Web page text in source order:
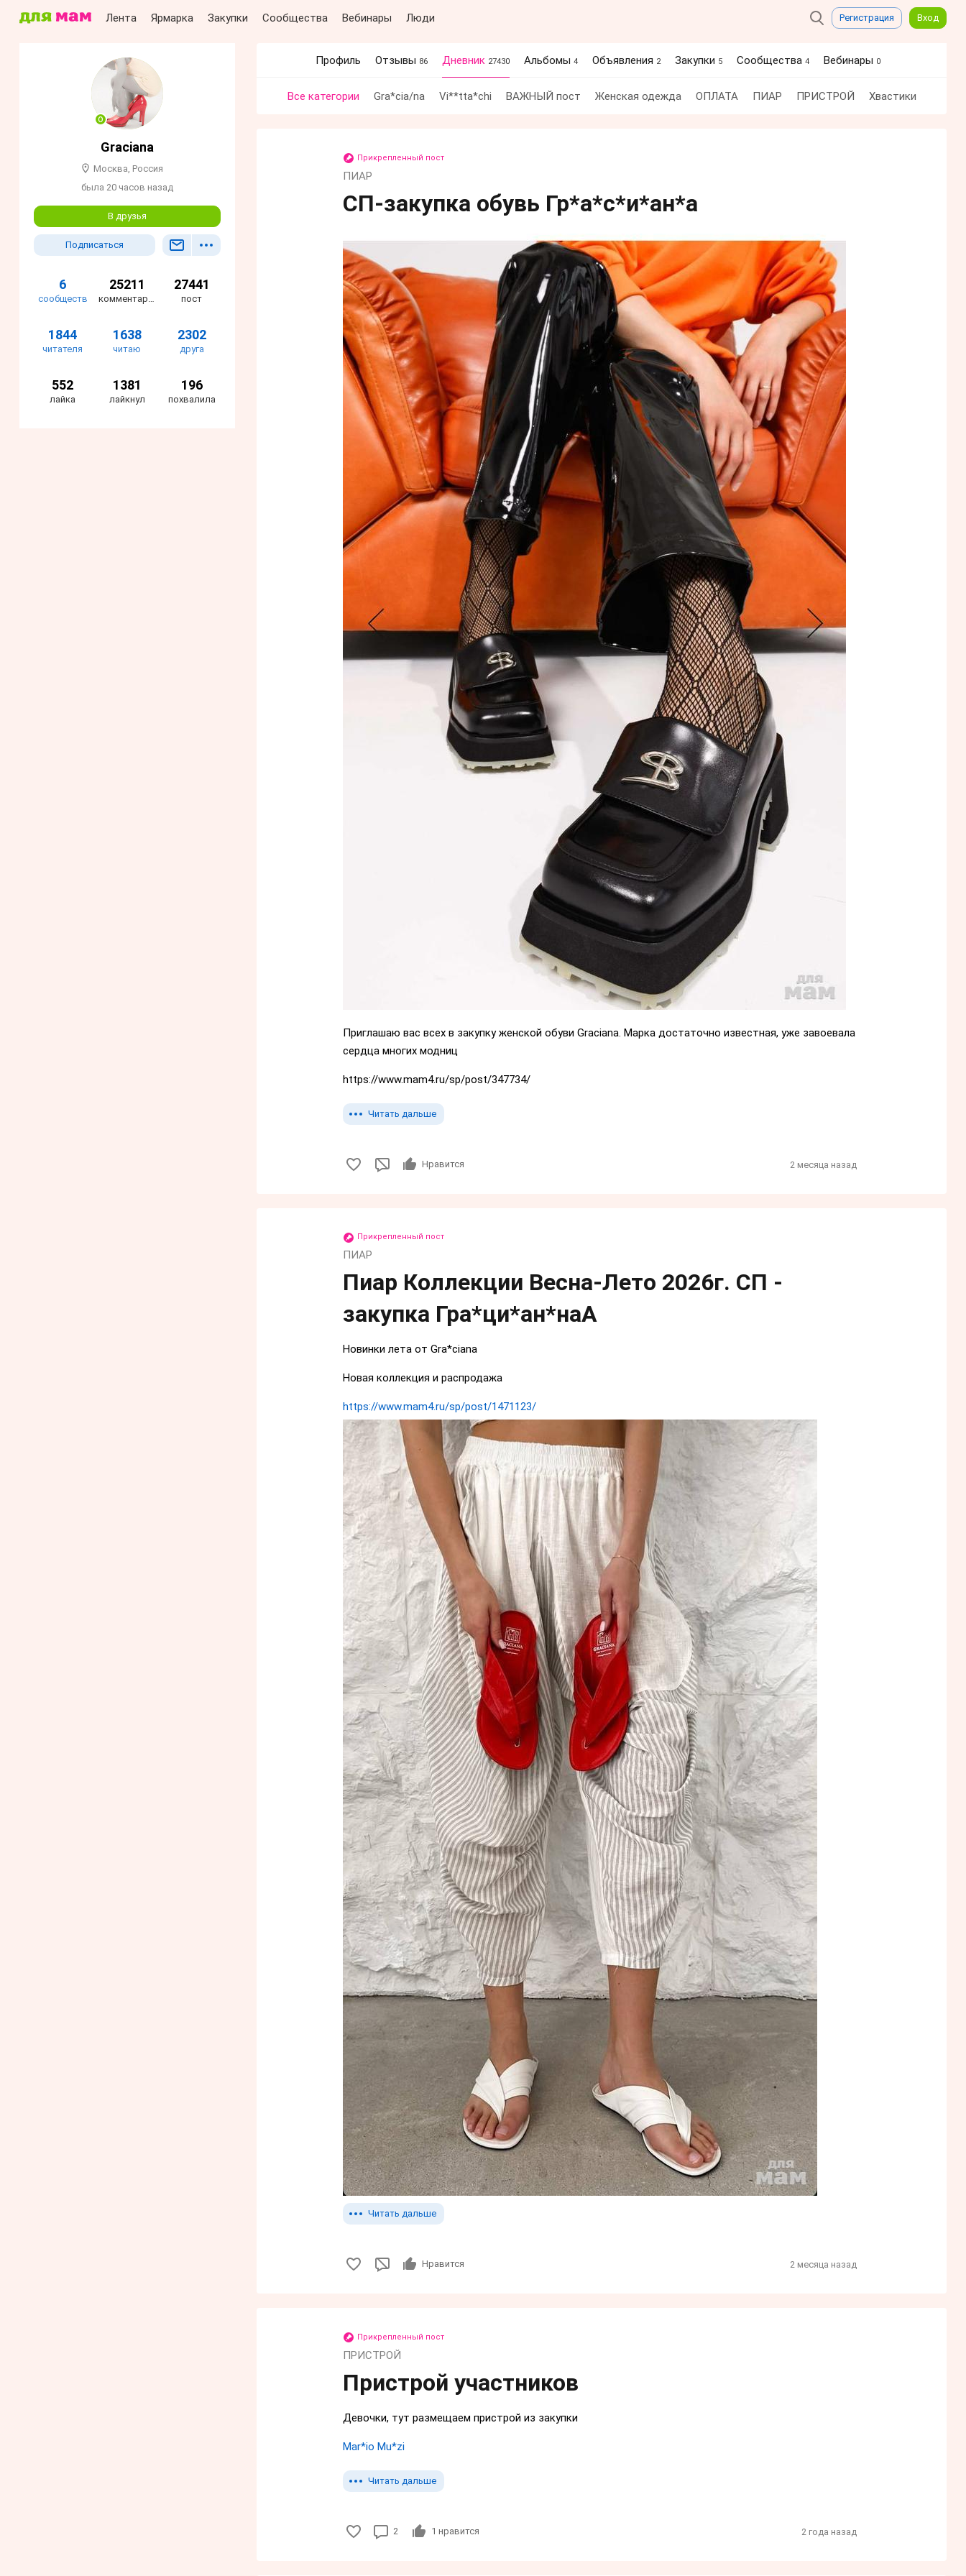
Лента Ярмарка Закупки Сообщества Вебинары Люди Регистрация Вход
Grаciаnа
Москва, Россия
была 20 часов назад
В друзья
Подписаться
6
сообществ
25211
комментариев
27441
пост
1844
читателя
1638
читаю
2302
друга
552
лайка
1381
лайкнул
196
похвалила
Профиль Отзывы 86 Дневник 27430 Альбомы 4 Объявления 2 Закупки 5 Сообщества 4 Вебинары 0
Все категории Gra*cia/na Vi**tta*chi ВАЖНЫЙ пост Женская одежда ОПЛАТА ПИАР ПРИСТРОЙ Хвастики
Прикрепленный пост
ПИАР
СП-закупка обувь Гр*а*с*и*ан*а
Приглашаю вас всех в закупку женской обуви Grасiаnа. Марка достаточно известная, уже завоевала
сердца многих модниц
https://www.mam4.ru/sp/post/347734/
Читать дальше
Нравится 2 месяца назад
Прикрепленный пост
ПИАР
Пиар Коллекции Весна-Лето 2026г. СП -
закупка Гра*ци*ан*наА
Новинки лета от Gra*ciana
Новая коллекция и распродажа
https://www.mam4.ru/sp/post/1471123/
Читать дальше
Нравится 2 месяца назад
Прикрепленный пост
ПРИСТРОЙ
Пристрой участников
Девочки, тут размещаем пристрой из закупки
Mar*io Mu*zi
Читать дальше
2 1 нравится 2 года назад